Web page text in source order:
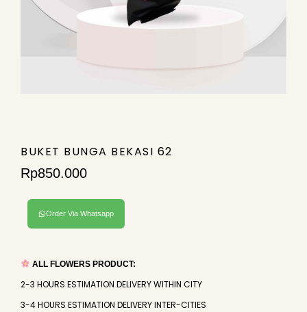
BUKET BUNGA BEKASI 62
Rp850.000
Order Via Whatsapp
ALL FLOWERS PRODUCT:
2-3 HOURS ESTIMATION DELIVERY WITHIN CITY
3-4 HOURS ESTIMATION DELIVERY INTER-CITIES